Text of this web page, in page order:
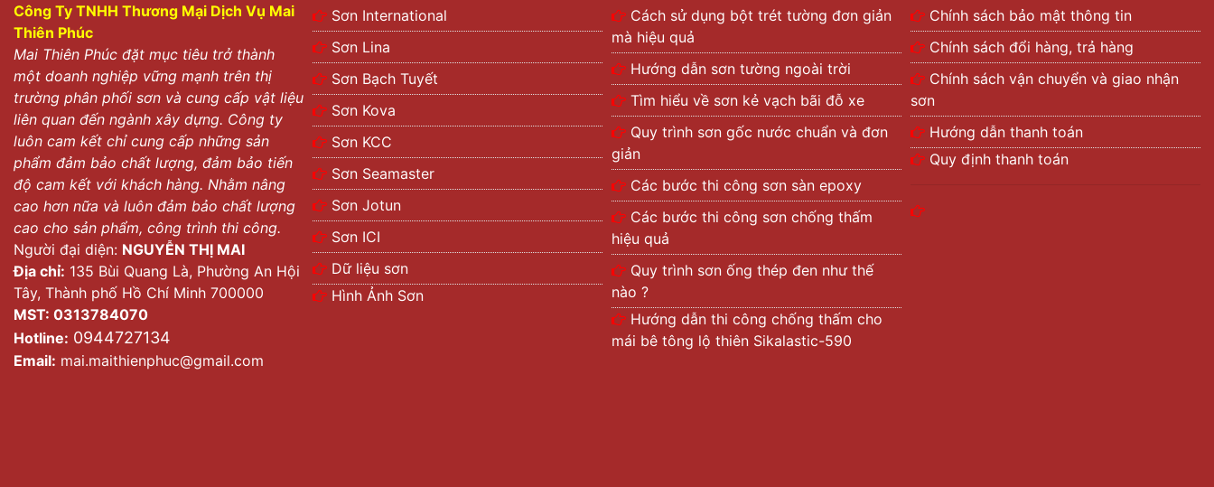
Công Ty TNHH Thương Mại Dịch Vụ Mai
Thiên Phúc
Mai Thiên Phúc đặt mục tiêu trở thành
một doanh nghiệp vững mạnh trên thị
trường phân phối sơn và cung cấp vật liệu
liên quan đến ngành xây dựng. Công ty
luôn cam kết chỉ cung cấp những sản
phẩm đảm bảo chất lượng, đảm bảo tiến
độ cam kết với khách hàng. Nhằm nâng
cao hơn nữa và luôn đảm bảo chất lượng
cao cho sản phẩm, công trình thi công.
Người đại diện: NGUYỄN THỊ MAI
Địa chỉ: 135 Bùi Quang Là, Phường An Hội
Tây, Thành phố Hồ Chí Minh 700000
MST: 0313784070
Hotline: 0944727134
Email: mai.maithienphuc@gmail.com
Sơn International
Sơn Lina
Sơn Bạch Tuyết
Sơn Kova
Sơn KCC
Sơn Seamaster
Sơn Jotun
Sơn ICI
Dữ liệu sơn
Hình Ảnh Sơn
Cách sử dụng bột trét tường đơn giản
mà hiệu quả
Hướng dẫn sơn tường ngoài trời
Tìm hiểu về sơn kẻ vạch bãi đỗ xe
Quy trình sơn gốc nước chuẩn và đơn
giản
Các bước thi công sơn sàn epoxy
Các bước thi công sơn chống thấm
hiệu quả
Quy trình sơn ống thép đen như thế
nào ?
Hướng dẫn thi công chống thấm cho
mái bê tông lộ thiên Sikalastic-590
Chính sách bảo mật thông tin
Chính sách đổi hàng, trả hàng
Chính sách vận chuyển và giao nhận
sơn
Hướng dẫn thanh toán
Quy định thanh toán